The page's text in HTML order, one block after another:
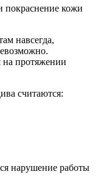
навсегда,
на протяжении
считаются:
нарушение работы